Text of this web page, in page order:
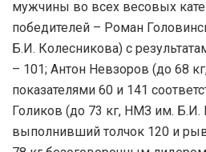
мужчины во всех весовых
победителей – Роман
Б.И. Колесникова) с
– 101; Антон Невзоров (до 68
показателями 60 и 141
Голиков (до 73 кг, НМЗ им. Б.И.
выполнивший толчок 120 и